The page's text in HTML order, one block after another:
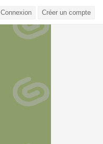
Connexion Créer un compte